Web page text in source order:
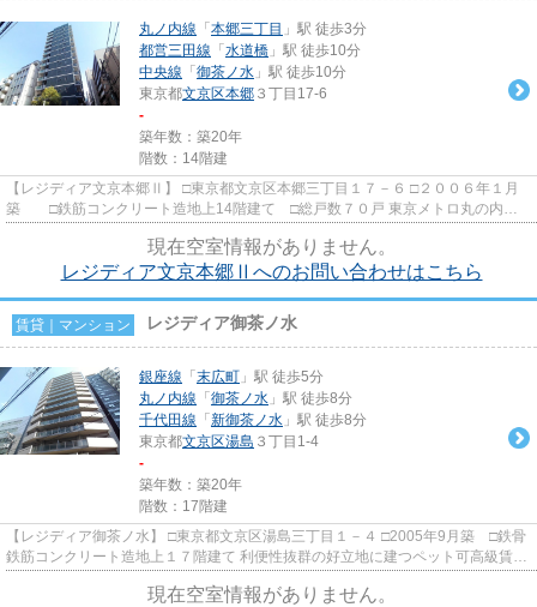
丸ノ内線 「 本郷三丁目 」駅 徒歩3分
都営三田線 「 水道橋 」駅 徒歩10分
中央線 「 御茶ノ水 」駅 徒歩10分
東京都文京区本郷 ３丁目17-6
-
築年数：築20年
階数：14階建
【レジディア文京本郷Ⅱ】 □東京都文京区本郷三丁目１７－６ □２００６年１月
築 □鉄筋コンクリート造地上14階建て □総戸数７０戸 東京メトロ丸の内
現在空室情報がありません。
レジディア文京本郷Ⅱへのお問い合わせはこちら
賃貸｜マンション レジディア御茶ノ水
銀座線 「 末広町 」駅 徒歩5分
丸ノ内線 「 御茶ノ水 」駅 徒歩8分
千代田線 「 新御茶ノ水 」駅 徒歩8分
東京都文京区湯島 ３丁目1-4
-
築年数：築20年
階数：17階建
【レジディア御茶ノ水】 □東京都文京区湯島三丁目１－４ □2005年9月築 □鉄骨
鉄筋コンクリート造地上１７階建て 利便性抜群の好立地に建つペット可高級賃貸
現在空室情報がありません。